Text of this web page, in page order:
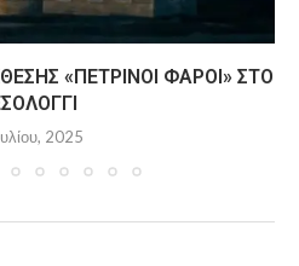
«ΠΈΤΡΙΝΟΙ ΦΆΡΟΙ» ΣΤΟ
2025